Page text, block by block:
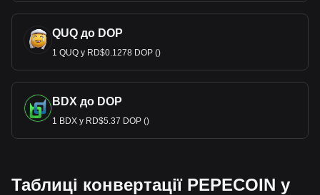
QUQ до DOP
1 QUQ у RD$0.1278 DOP ()
BDX до DOP
1 BDX у RD$5.37 DOP ()
Таблиці конвертації PEPECOIN у